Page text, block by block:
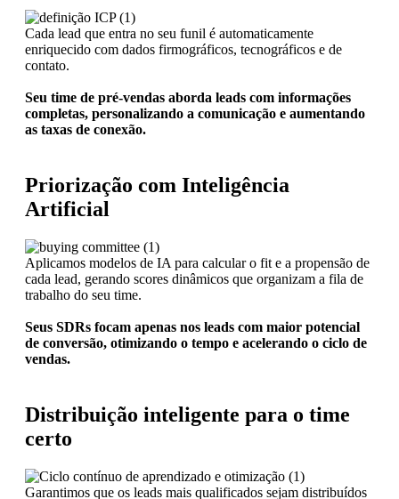
Cada lead que entra no seu funil é automaticamente
enriquecido com dados firmográficos, tecnográficos e de
contato.
Seu time de pré-vendas aborda leads com informações
completas, personalizando a comunicação e aumentando
as taxas de conexão.
Priorização com Inteligência
Artificial
Aplicamos modelos de IA para calcular o fit e a propensão de
cada lead, gerando scores dinâmicos que organizam a fila de
trabalho do seu time.
Seus SDRs focam apenas nos leads com maior potencial
de conversão, otimizando o tempo e acelerando o ciclo de
vendas.
Distribuição inteligente para o time
certo
Garantimos que os leads mais qualificados sejam distribuídos